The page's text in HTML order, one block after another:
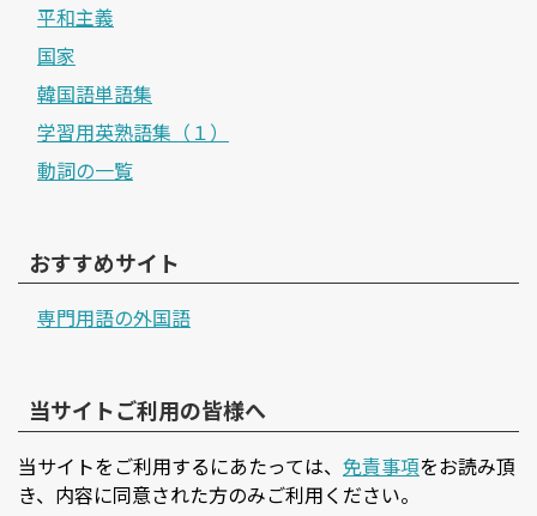
平和主義
国家
韓国語単語集
学習用英熟語集（１）
動詞の一覧
おすすめサイト
専門用語の外国語
当サイトご利用の皆様へ
当サイトをご利用するにあたっては、 免責事項をお読み頂
き、内容に同意された方のみご利用ください。